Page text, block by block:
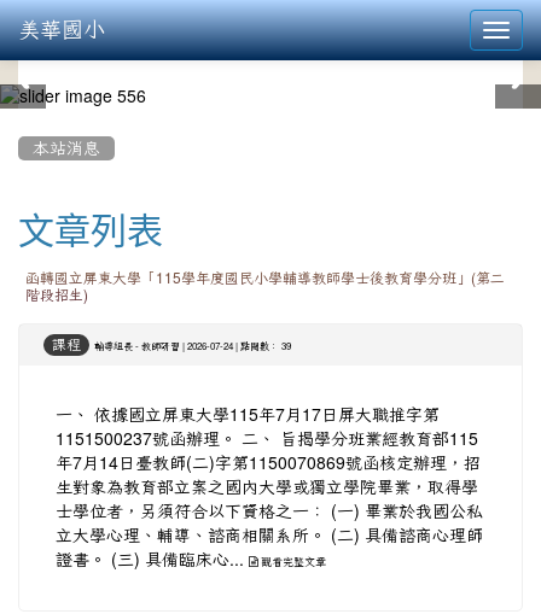
美華國小
本站消息
文章列表
函轉國立屏東大學「115學年度國民小學輔導教師學士後教育學分班」(第二
階段招生)
課程 輔導組長 - 教師研習 | 2026-07-24 | 點閱數： 39
一、 依據國立屏東大學115年7月17日屏大職推字第
1151500237號函辦理。 二、 旨揭學分班業經教育部115
年7月14日臺教師(二)字第1150070869號函核定辦理，招
生對象為教育部立案之國內大學或獨立學院畢業，取得學
士學位者，另須符合以下資格之一： (一) 畢業於我國公私
立大學心理、輔導、諮商相關系所。 (二) 具備諮商心理師
證書。 (三) 具備臨床心...
觀看完整文章